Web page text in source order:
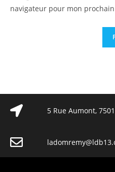
navigateur pour mon
5 Rue Aumont,